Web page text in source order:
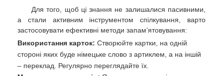
Для того, щоб ці знання не залишалися пасивними,
а стали активним інструментом спілкування, варто
застосовувати ефективні методи запам’ятовування:
Використання карток: Створюйте картки, на одній
стороні яких буде німецьке слово з артиклем, а на іншій
– переклад. Регулярно переглядайте їх.